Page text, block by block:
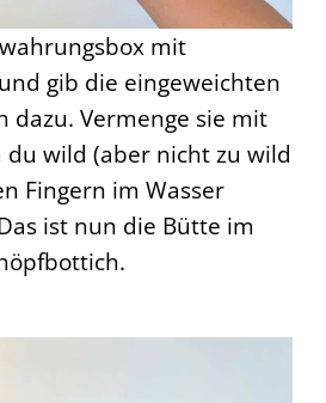
mit
gib die eingeweichten
dazu. Vermenge sie mit
wild (aber nicht zu wild
Fingern im Wasser
ist nun die Bütte im